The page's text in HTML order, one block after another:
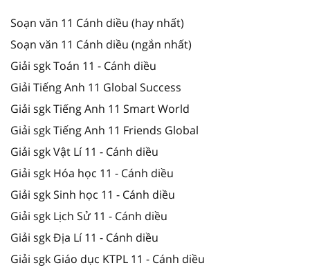
Soạn văn 11 Cánh diều (hay nhất)
Soạn văn 11 Cánh diều (ngắn nhất)
Giải sgk Toán 11 - Cánh diều
Giải Tiếng Anh 11 Global Success
Giải sgk Tiếng Anh 11 Smart World
Giải sgk Tiếng Anh 11 Friends Global
Giải sgk Vật Lí 11 - Cánh diều
Giải sgk Hóa học 11 - Cánh diều
Giải sgk Sinh học 11 - Cánh diều
Giải sgk Lịch Sử 11 - Cánh diều
Giải sgk Địa Lí 11 - Cánh diều
Giải sgk Giáo dục KTPL 11 - Cánh diều